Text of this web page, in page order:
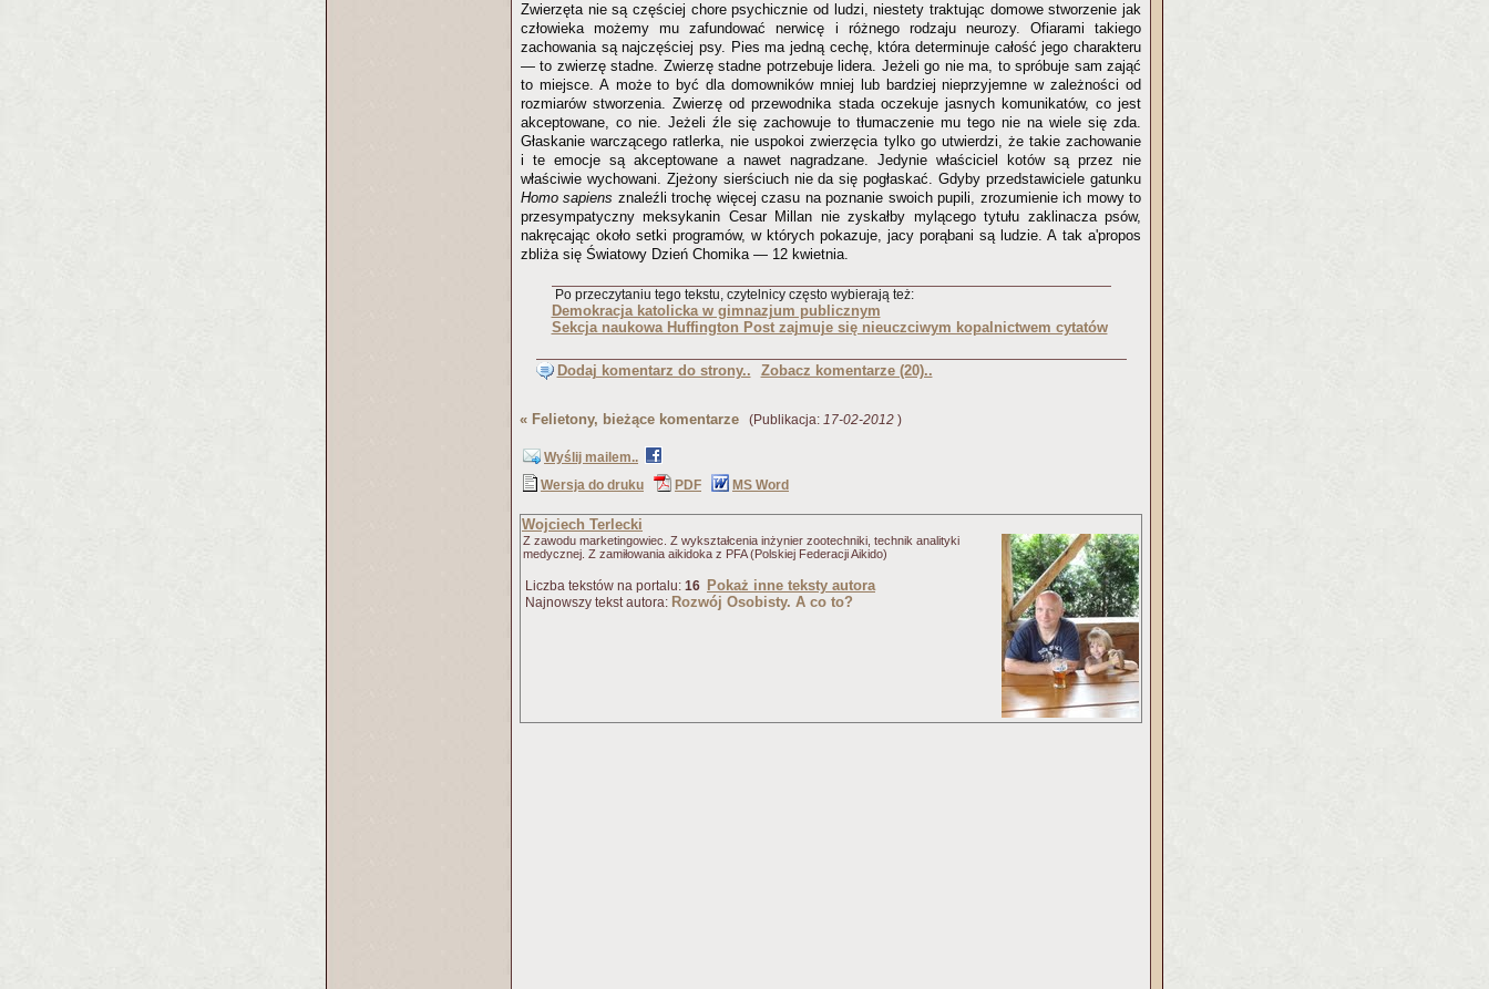
Zwierzęta nie są częściej chore psychicznie od ludzi, niestety traktując domowe stworzenie jak
człowieka możemy mu zafundować nerwicę i różnego rodzaju neurozy. Ofiarami takiego
zachowania są najczęściej psy. Pies ma jedną cechę, która determinuje całość jego charakteru
— to zwierzę stadne. Zwierzę stadne potrzebuje lidera. Jeżeli go nie ma, to spróbuje sam zająć
to miejsce. A może to być dla domowników mniej lub bardziej nieprzyjemne w zależności od
rozmiarów stworzenia. Zwierzę od przewodnika stada oczekuje jasnych komunikatów, co jest
akceptowane, co nie. Jeżeli źle się zachowuje to tłumaczenie mu tego nie na wiele się zda.
Głaskanie warczącego ratlerka, nie uspokoi zwierzęcia tylko go utwierdzi, że takie zachowanie
i te emocje są akceptowane a nawet nagradzane. Jedynie właściciel kotów są przez nie
właściwie wychowani. Zjeżony sierściuch nie da się pogłaskać. Gdyby przedstawiciele gatunku
Homo sapiens znaleźli trochę więcej czasu na poznanie swoich pupili, zrozumienie ich mowy to
przesympatyczny meksykanin Cesar Millan nie zyskałby mylącego tytułu zaklinacza psów,
nakręcając około setki programów, w których pokazuje, jacy porąbani są ludzie. A tak a'propos
zbliża się Światowy Dzień Chomika — 12 kwietnia.
Po przeczytaniu tego tekstu, czytelnicy często wybierają też:
Demokracja katolicka w gimnazjum publicznym
Sekcja naukowa Huffington Post zajmuje się nieuczciwym kopalnictwem cytatów
Dodaj komentarz do strony.. Zobacz komentarze (20)..
« Felietony, bieżące komentarze (Publikacja: 17-02-2012 )
Wyślij mailem..
Wersja do druku
PDF MS Word
Wojciech Terlecki
Z zawodu marketingowiec. Z wykształcenia inżynier zootechniki, technik analityki
medycznej. Z zamiłowania aikidoka z PFA (Polskiej Federacji Aikido)
Liczba tekstów na portalu: 16 Pokaż inne teksty autora
Najnowszy tekst autora: Rozwój Osobisty. A co to?